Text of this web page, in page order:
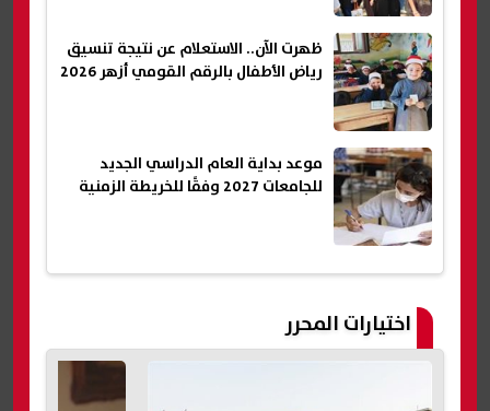
ظهرت الآن.. الاستعلام عن نتيجة تنسيق
رياض الأطفال بالرقم القومي أزهر 2026
موعد بداية العام الدراسي الجديد
للجامعات 2027 وفقًا للخريطة الزمنية
اختيارات المحرر